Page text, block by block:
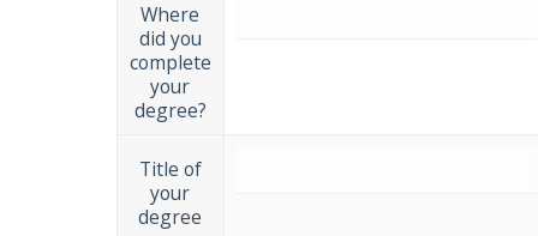
Where
did you
complete
your
degree?
Title of
your
degree